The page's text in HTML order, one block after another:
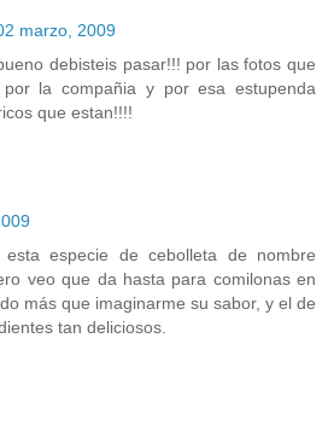
marzo, 2009
debisteis pasar!!! por las fotos que
por la compañia y por esa estupenda
que estan!!!!
especie de cebolleta de nombre
veo que da hasta para comilonas en
más que imaginarme su sabor, y el de
tan deliciosos.